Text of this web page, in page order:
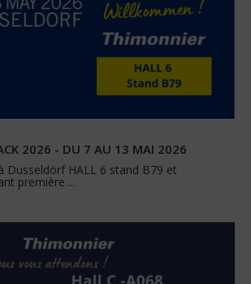
2026 - DU 7 AU 13 MAI 2026
Dusseldörf HALL 6 stand B79 et
première ...